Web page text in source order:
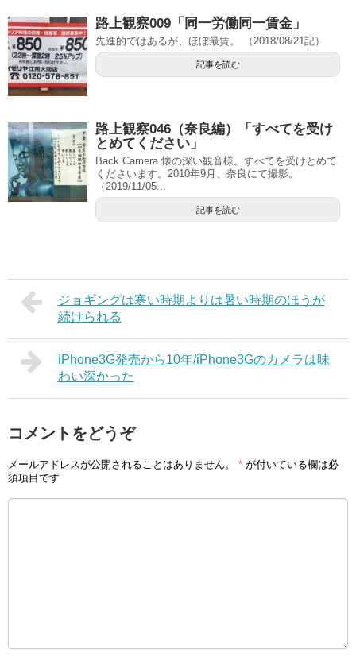
路上観察009「同一労働同一賃金」
先進的ではあるが、ほぼ最賃。 （2018/08/21記）
記事を読む
路上観察046（奈良編）「すべてを受け
とめてください」
Back Camera 懐の深い観音様。すべてを受けとめて
くださいます。2010年9月、奈良にて撮影。
（2019/11/05...
記事を読む
ジョギングは寒い時期よりは暑い時期のほうが
続けられる
iPhone3G発売から10年/iPhone3Gのカメラは味
わい深かった
コメントをどうぞ
メールアドレスが公開されることはありません。 * が付いている欄は必
須項目です